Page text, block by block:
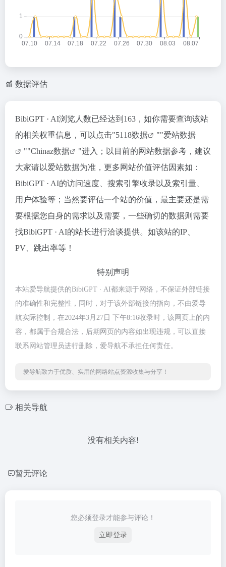
数据评估
BibiGPT · AI浏览人数已经达到163，如你需要查询该站
的相关权重信息，可以点击"5118数据 ""爱站数据
""Chinaz数据
"进入；以目前的网站数据参考，建议
大家请以爱站数据为准，更多网站价值评估因素如：
BibiGPT · AI的访问速度、搜索引擎收录以及索引量、
用户体验等；当然要评估一个站的价值，最主要还是需
要根据您自身的需求以及需要，一些确切的数据则需要
找BibiGPT · AI的站长进行洽谈提供。如该站的IP、
PV、跳出率等！
特别声明
本站爱导航提供的BibiGPT · AI都来源于网络，不保证外部链接
的准确性和完整性，同时，对于该外部链接的指向，不由爱导
航实际控制，在2024年3月27日 下午8:16收录时，该网页上的内
容，都属于合规合法，后期网页的内容如出现违规，可以直接
联系网站管理员进行删除，爱导航不承担任何责任。
爱导航致力于优质、实用的网络站点资源收集与分享！
相关导航
没有相关内容!
暂无评论
您必须登录才能参与评论！
立即登录